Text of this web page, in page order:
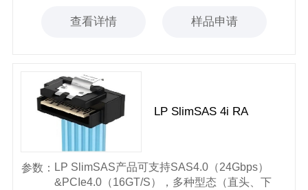
查看详情 样品申请
LP SlimSAS 4i RA
参数： LP SlimSAS产品可支持SAS4.0（24Gbps）
&PCIe4.0（16GT/S），多种型态（直头、下